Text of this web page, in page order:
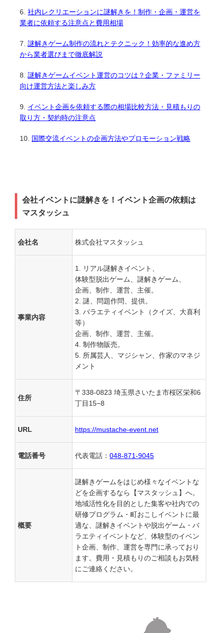
社内レクリエーションに謎解きを！制作・企画・運営を
業者に依頼する注意点と費用相場
謎解きゲーム制作の流れとテクニック！効率的な進め方
から業者選びまで徹底解説
謎解きゲームイベント運営のコツは？企業・ファミリー
向け運営方法と楽しみ方
イベント企画を依頼する際の相場比較方法・見積もりの
取り方・契約時の注意点
国際交流イベントの企画方法やプロモーション戦略
会社イベントに謎解きを！イベント企画の依頼は
マスタッシュ
会社名 株式会社マスタッシュ
事業内容
リアル謎解きイベント、
体験型脱出ゲーム、謎解きゲーム、
企画、制作、運営、主催。
謎、問題作問、提供。
バラエティイベント（クイズ、大喜利
等）
企画、制作、運営、主催。
制作物販売。
所属芸人、マジシャン、作家のマネジ
メント
住所
〒338-0823 埼玉県さいたま市桜区栄和6
丁目15−8
URL https://mustache-event.net
電話番号 代表電話： 048-871-9045
概要
謎解きゲームをはじめ様々なイベントな
どを企画するなら【マスタッシュ】へ。
地域活性化を目的とした集客や社内での
研修プログラム・町おこしイベントに最
適な、謎解きイベントや脱出ゲーム・バ
ラエティイベントなど、体験型のイベン
ト企画、制作、運営を専門に承っており
ます。費用・見積もりのご相談もお気軽
にご連絡ください。